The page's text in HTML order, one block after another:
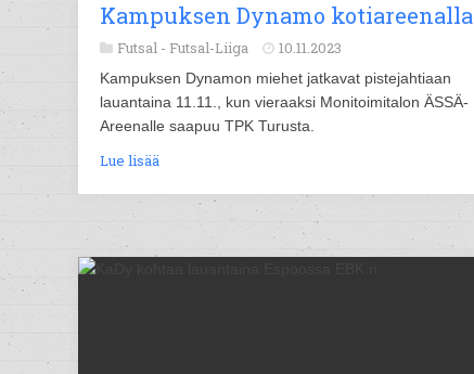
Kampuksen Dynamo kotiareenalla
Futsal - Futsal-Liiga 10.11.2023
Kampuksen Dynamon miehet jatkavat pistejahtiaan
lauantaina 11.11., kun vieraaksi Monitoimitalon ÄSSÄ-
Areenalle saapuu TPK Turusta.
Lue lisää